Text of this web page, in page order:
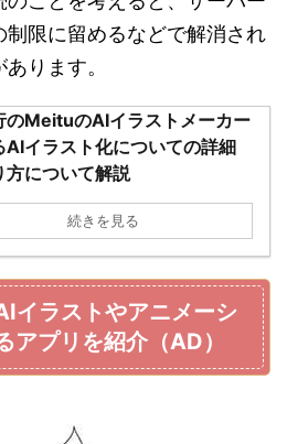
限に留めるなどで解消され
ります。
のMeituのAIイラストメーカー
AIイラスト化についての詳細
方について解説
続きを見る
イラストやアニメーシ
アプリを紹介（AD）